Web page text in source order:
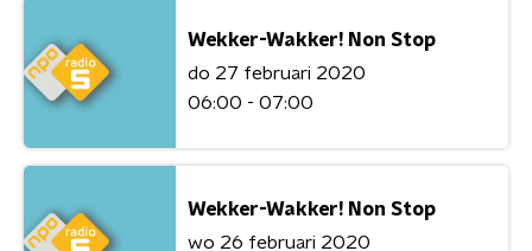
Wekker-Wakker! Non Stop
do 27 februari 2020
06:00 - 07:00
Wekker-Wakker! Non Stop
wo 26 februari 2020